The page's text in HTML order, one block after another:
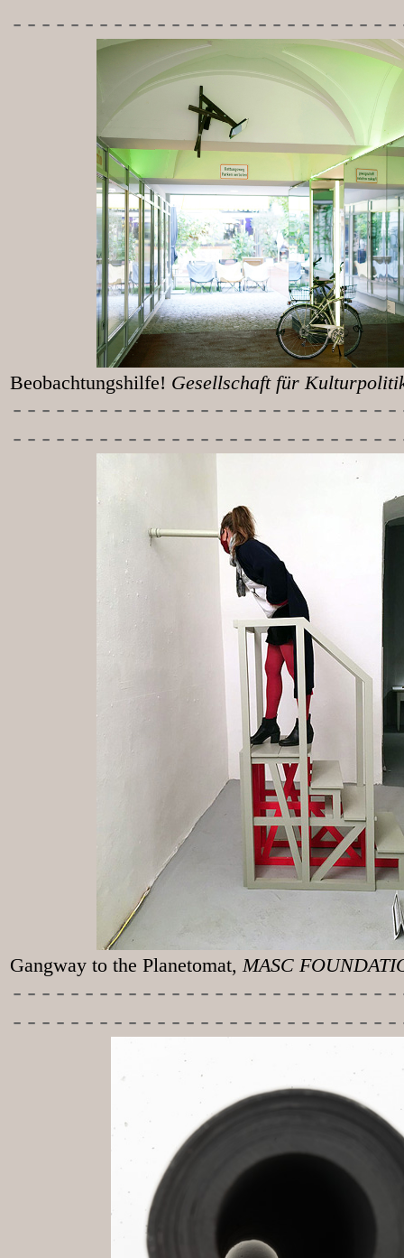
Beobachtungshilfe! Gesellschaft für
-----------
Gangway to the Planetomat, MASC
-----------